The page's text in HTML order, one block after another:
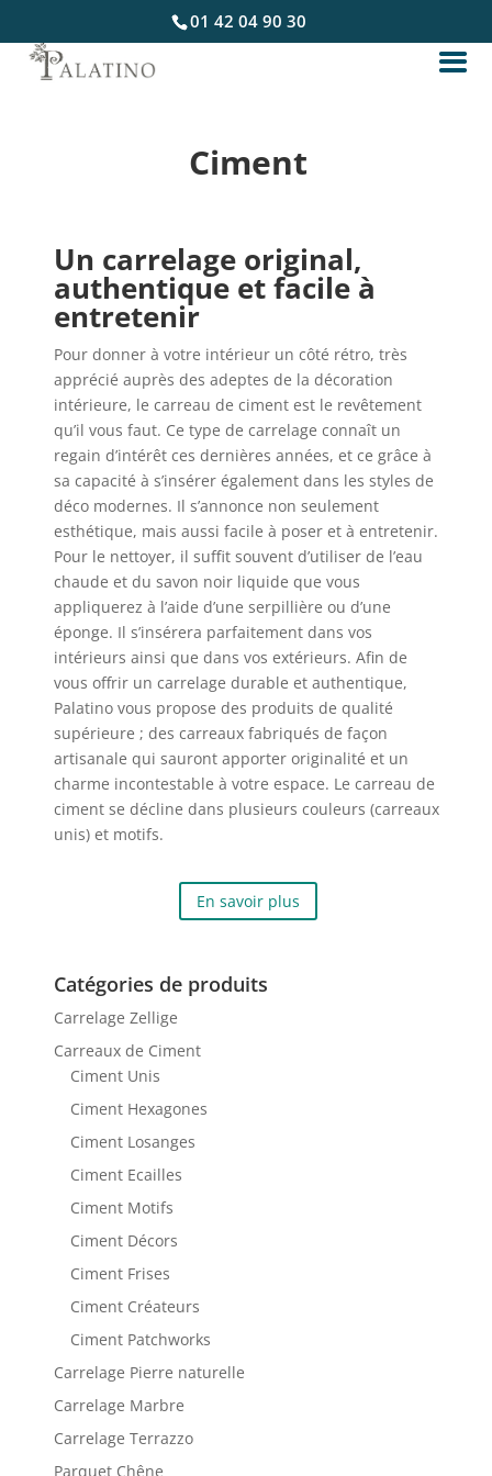
01 42 04 90 30
Ciment
Un carrelage original,
authentique et facile à
entretenir
Pour donner à votre intérieur un côté rétro, très
apprécié auprès des adeptes de la décoration
intérieure, le carreau de ciment est le revêtement
qu’il vous faut. Ce type de carrelage connaît un
regain d’intérêt ces dernières années, et ce grâce à
sa capacité à s’insérer également dans les styles de
déco modernes. Il s’annonce non seulement
esthétique, mais aussi facile à poser et à entretenir.
Pour le nettoyer, il suffit souvent d’utiliser de l’eau
chaude et du savon noir liquide que vous
appliquerez à l’aide d’une serpillière ou d’une
éponge. Il s’insérera parfaitement dans vos
intérieurs ainsi que dans vos extérieurs. Afin de
vous offrir un carrelage durable et authentique,
Palatino vous propose des produits de qualité
supérieure ; des carreaux fabriqués de façon
artisanale qui sauront apporter originalité et un
charme incontestable à votre espace. Le carreau de
ciment se décline dans plusieurs couleurs (carreaux
unis) et motifs.
En savoir plus
Catégories de produits
Carrelage Zellige
Carreaux de Ciment
Ciment Unis
Ciment Hexagones
Ciment Losanges
Ciment Ecailles
Ciment Motifs
Ciment Décors
Ciment Frises
Ciment Créateurs
Ciment Patchworks
Carrelage Pierre naturelle
Carrelage Marbre
Carrelage Terrazzo
Parquet Chêne